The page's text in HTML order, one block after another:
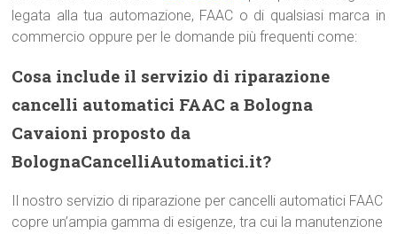
legata alla tua automazione, FAAC o di qualsiasi marca in
commercio oppure per le domande più frequenti come:
Cosa include il servizio di riparazione
cancelli automatici FAAC a Bologna
Cavaioni proposto da
BolognaCancelliAutomatici.it?
Il nostro servizio di riparazione per cancelli automatici FAAC
copre un’ampia gamma di esigenze, tra cui la manutenzione